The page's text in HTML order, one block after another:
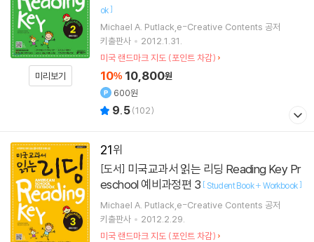
미리보기
ok]
Michael A. Putlack,e-Creative Contents 공저
키출판사
2012.1.31.
미국 랜드마크 지도 (포인트 차감)
10% 10,800원
600원
9.5(102)
21
[도서]
eschool 예비과정편 3 [ Student Book + Workbook]
Michael A. Putlack,e-Creative Contents 공저
키출판사
2012.2.29.
미국 랜드마크 지도 (포인트 차감)